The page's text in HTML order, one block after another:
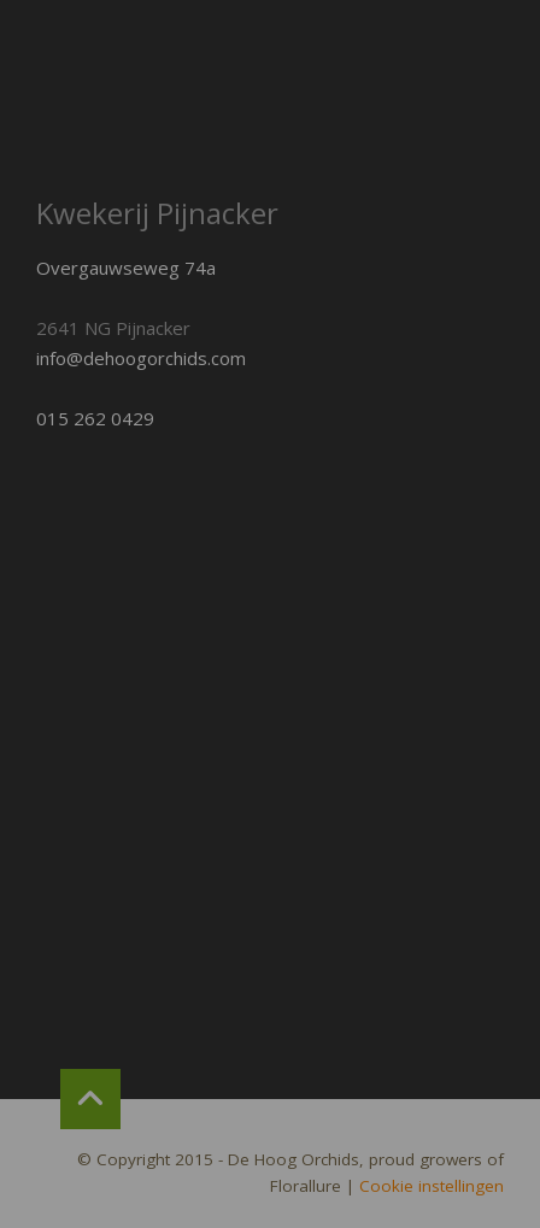
Kwekerij Pijnacker
Overgauwseweg 74a
2641 NG Pijnacker
info@dehoogorchids.com
015 262 0429
© Copyright 2015 - De Hoog Orchids, proud growers of
Florallure | Cookie instellingen